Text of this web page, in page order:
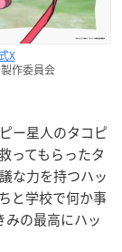
X
作委員会
ー星人のタコピ
ってもらったタ
な力を持つハッ
と学校で何か事
みの最高にハッ